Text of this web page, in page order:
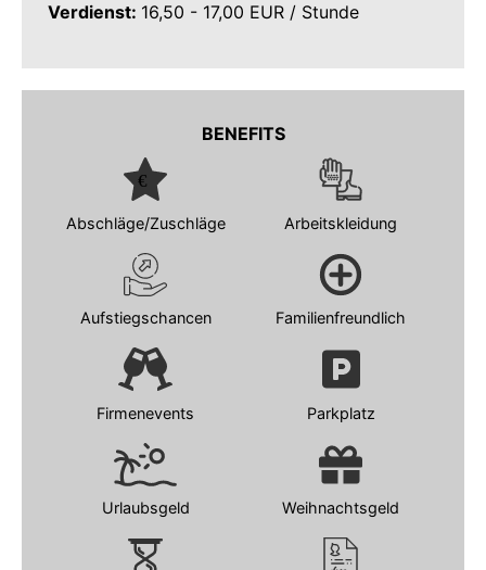
Verdienst: 16,50 - 17,00 EUR / Stunde
BENEFITS
Abschläge/Zuschläge Arbeitskleidung
Aufstiegschancen Familienfreundlich
Firmenevents Parkplatz
Urlaubsgeld Weihnachtsgeld